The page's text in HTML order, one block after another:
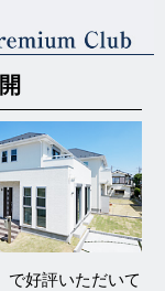
で好評いただいて